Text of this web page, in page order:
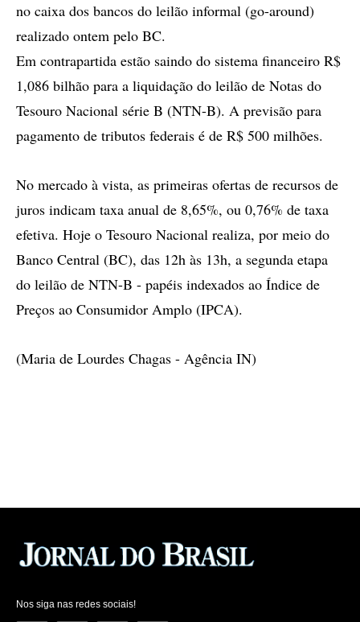
no caixa dos bancos do leilão informal (go-around)
realizado ontem pelo BC.
Em contrapartida estão saindo do sistema financeiro R$
1,086 bilhão para a liquidação do leilão de Notas do
Tesouro Nacional série B (NTN-B). A previsão para
pagamento de tributos federais é de R$ 500 milhões.
No mercado à vista, as primeiras ofertas de recursos de
juros indicam taxa anual de 8,65%, ou 0,76% de taxa
efetiva. Hoje o Tesouro Nacional realiza, por meio do
Banco Central (BC), das 12h às 13h, a segunda etapa
do leilão de NTN-B - papéis indexados ao Índice de
Preços ao Consumidor Amplo (IPCA).
(Maria de Lourdes Chagas - Agência IN)
Nos siga nas redes sociais!